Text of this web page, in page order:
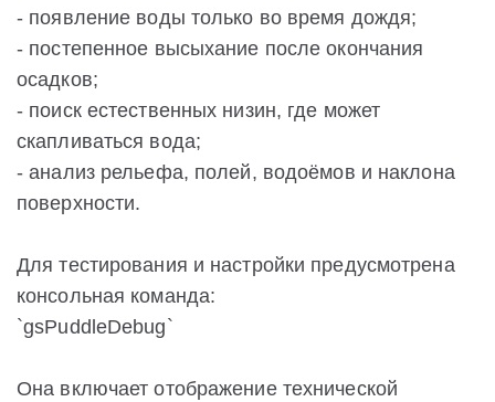
- появление воды только во время дождя;
- постепенное высыхание после окончания
осадков;
- поиск естественных низин, где может
скапливаться вода;
- анализ рельефа, полей, водоёмов и наклона
поверхности.
Для тестирования и настройки предусмотрена
консольная команда:
`gsPuddleDebug`
Она включает отображение технической